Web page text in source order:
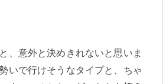
、意外と決めきれないと思いま
いで行けそうなタイプと、ちゃ